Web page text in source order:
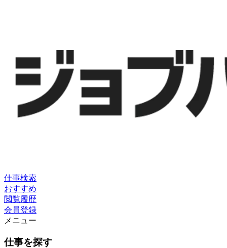
仕事検索
おすすめ
閲覧履歴
会員登録
メニュー
仕事を探す